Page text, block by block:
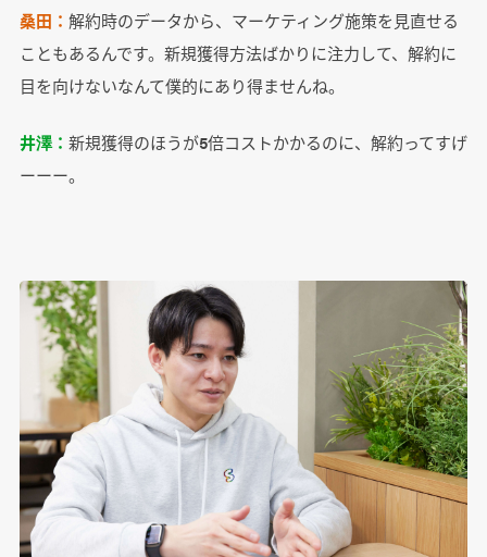
桑田： 解約時のデータから、マーケティング施策を見直せる
こともあるんです。新規獲得方法ばかりに注力して、解約に
目を向けないなんて僕的にあり得ませんね。
井澤： 新規獲得のほうが5倍コストかかるのに、解約ってすげ
ーーー。